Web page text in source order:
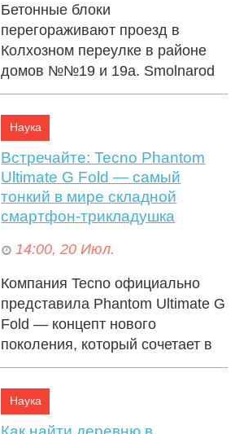
Бетонные блоки
перегораживают проезд в
Колхозном переулке в районе
домов №№19 и 19а. Smolnarod
попытался разобраться в
истории соседских «войн&#...
Наука
Встречайте: Tecno Phantom
Ultimate G Fold — самый
тонкий в мире складной
смартфон-трикладушка
14:00, 20 Июл.
Компания Tecno официально
представила Phantom Ultimate G
Fold — концепт нового
поколения, который сочетает в
себе смелые инженерные
решения и флагман...
Наука